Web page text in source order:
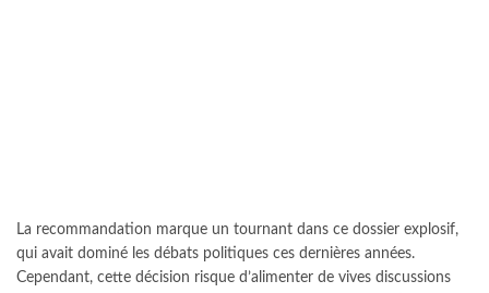
La recommandation marque un tournant dans ce dossier explosif,
qui avait dominé les débats politiques ces dernières années.
Cependant, cette décision risque d’alimenter de vives discussions